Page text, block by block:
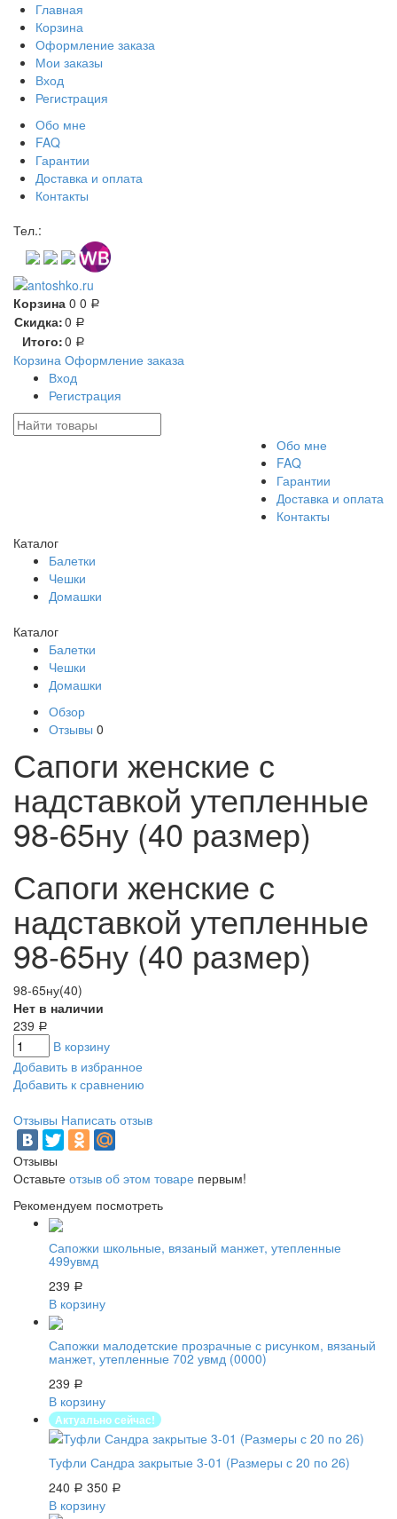
Главная
Корзина
Оформление заказа
Мои заказы
Вход
Регистрация
Обо мне
FAQ
Гарантии
Доставка и оплата
Контакты
Тел.:
Корзина 0 0 Р
Скидка:0 Р
Итого:0 Р
Корзина Оформление заказа
Вход
Регистрация
Обо мне
FAQ
Гарантии
Доставка и оплата
Контакты
Каталог
Балетки
Чешки
Домашки
Каталог
Балетки
Чешки
Домашки
Обзор
Отзывы 0
Сапоги женские с
надставкой утепленные
98-65ну (40 размер)
Сапоги женские с
надставкой утепленные
98-65ну (40 размер)
98-65ну(40)
Нет в наличии
239 Р
В корзину
Добавить в избранное
Добавить к сравнению
Отзывы Написать отзыв
Отзывы
Оставьте отзыв об этом товаре первым!
Рекомендуем посмотреть
Сапожки школьные, вязаный манжет, утепленные
499увмд
239 Р
В корзину
Сапожки малодетские прозрачные с рисунком, вязаный
манжет, утепленные 702 увмд (0000)
239 Р
В корзину
Актуально сейчас!
Туфли Сандра закрытые 3-01 (Размеры с 20 по 26)
240 Р 350 Р
В корзину